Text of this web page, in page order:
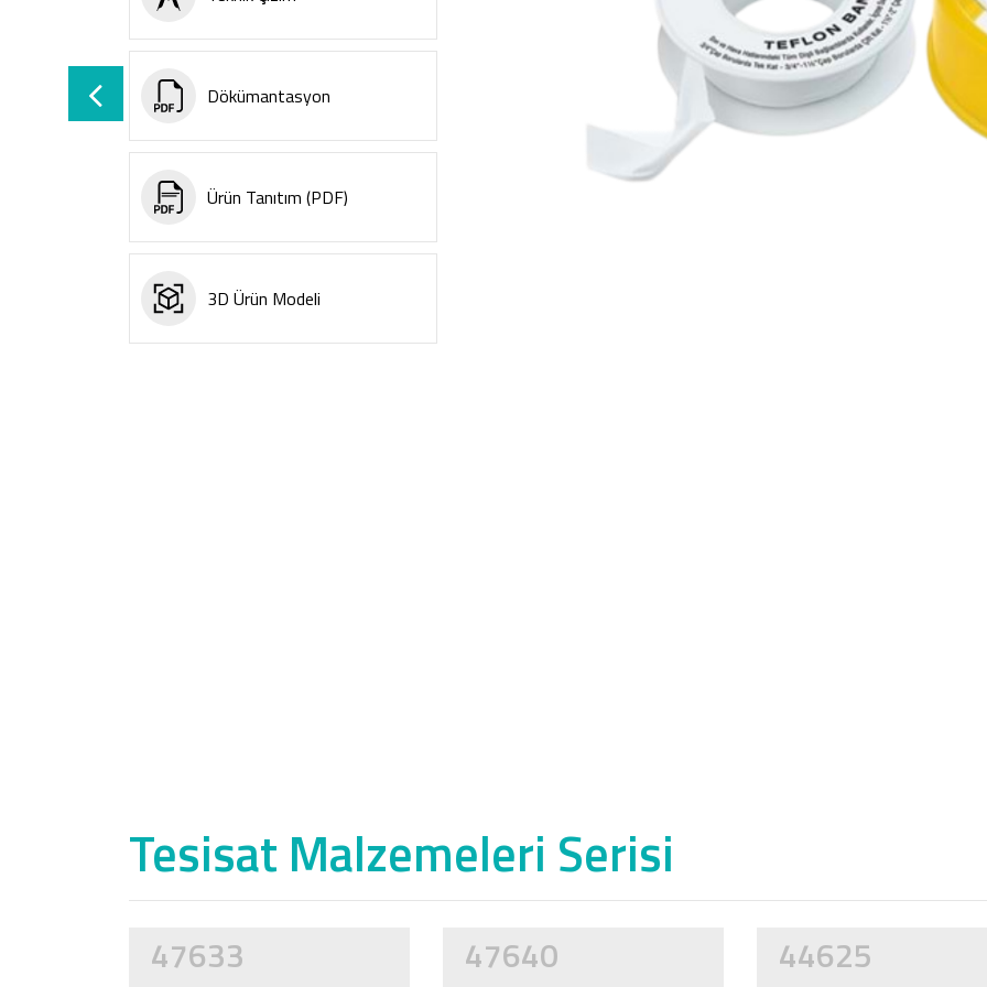
Dökümantasyon
Ürün Tanıtım (PDF)
3D Ürün Modeli
Tesisat Malzemeleri Serisi
47633 47640 44625